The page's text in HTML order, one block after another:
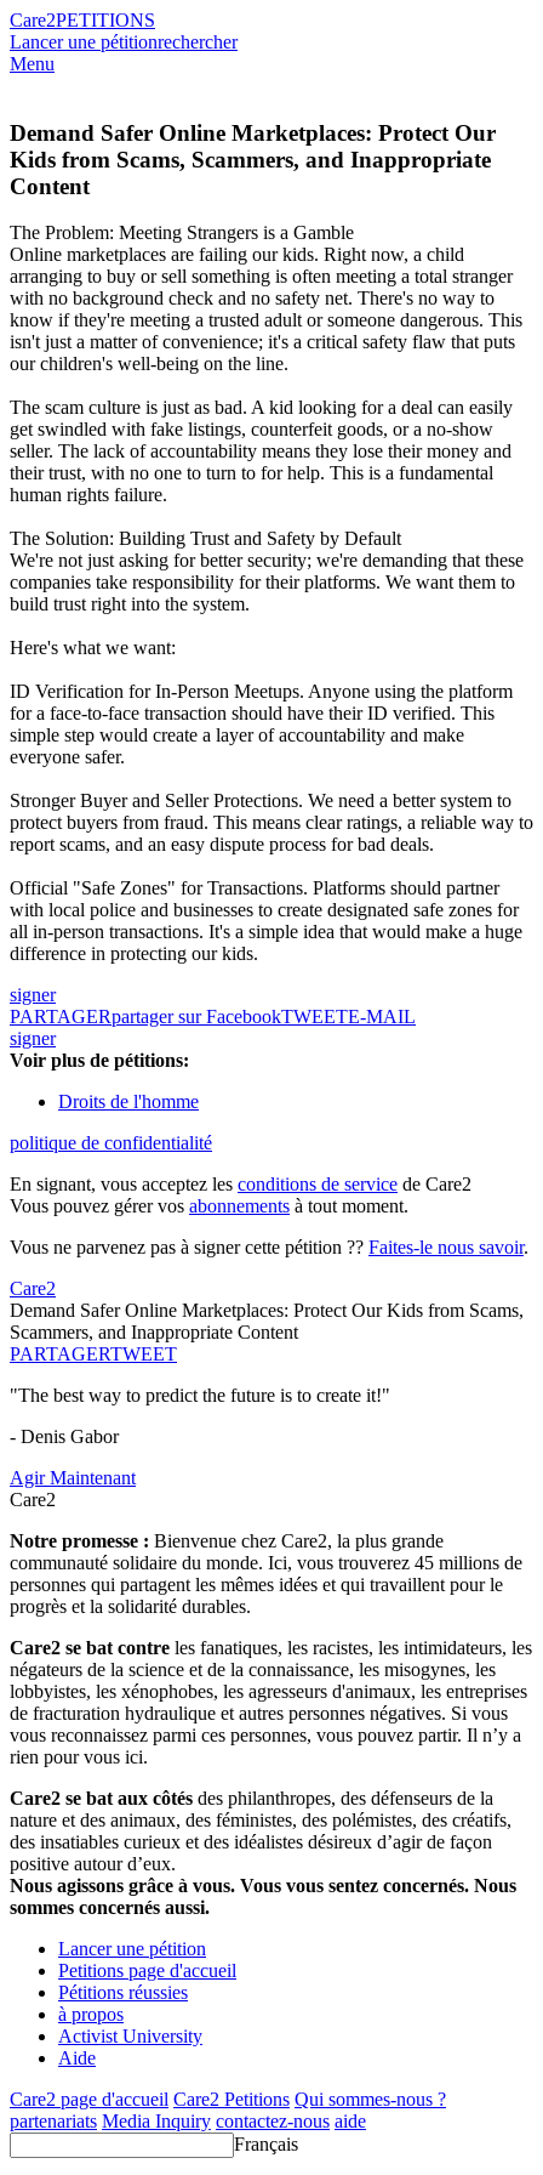
Care2PETITIONS
Lancer une pétitionrechercher
Menu
Demand Safer Online Marketplaces: Protect Our
Kids from Scams, Scammers, and Inappropriate
Content
The Problem: Meeting Strangers is a Gamble
Online marketplaces are failing our kids. Right now, a child
arranging to buy or sell something is often meeting a total stranger
with no background check and no safety net. There's no way to
know if they're meeting a trusted adult or someone dangerous. This
isn't just a matter of convenience; it's a critical safety flaw that puts
our children's well-being on the line.
The scam culture is just as bad. A kid looking for a deal can easily
get swindled with fake listings, counterfeit goods, or a no-show
seller. The lack of accountability means they lose their money and
their trust, with no one to turn to for help. This is a fundamental
human rights failure.
The Solution: Building Trust and Safety by Default
We're not just asking for better security; we're demanding that these
companies take responsibility for their platforms. We want them to
build trust right into the system.
Here's what we want:
ID Verification for In-Person Meetups. Anyone using the platform
for a face-to-face transaction should have their ID verified. This
simple step would create a layer of accountability and make
everyone safer.
Stronger Buyer and Seller Protections. We need a better system to
protect buyers from fraud. This means clear ratings, a reliable way to
report scams, and an easy dispute process for bad deals.
Official "Safe Zones" for Transactions. Platforms should partner
with local police and businesses to create designated safe zones for
all in-person transactions. It's a simple idea that would make a huge
difference in protecting our kids.
signer
PARTAGERpartager sur FacebookTWEETE-MAIL
signer
Voir plus de pétitions:
Droits de l'homme
politique de confidentialité
En signant, vous acceptez les conditions de service de Care2
Vous pouvez gérer vos abonnements à tout moment.
Vous ne parvenez pas à signer cette pétition ?? Faites-le nous savoir.
Care2
Demand Safer Online Marketplaces: Protect Our Kids from Scams,
Scammers, and Inappropriate Content
PARTAGERTWEET
"The best way to predict the future is to create it!"
- Denis Gabor
Agir Maintenant
Care2
Notre promesse : Bienvenue chez Care2, la plus grande
communauté solidaire du monde. Ici, vous trouverez 45 millions de
personnes qui partagent les mêmes idées et qui travaillent pour le
progrès et la solidarité durables.
Care2 se bat contre les fanatiques, les racistes, les intimidateurs, les
négateurs de la science et de la connaissance, les misogynes, les
lobbyistes, les xénophobes, les agresseurs d'animaux, les entreprises
de fracturation hydraulique et autres personnes négatives. Si vous
vous reconnaissez parmi ces personnes, vous pouvez partir. Il n’y a
rien pour vous ici.
Care2 se bat aux côtés des philanthropes, des défenseurs de la
nature et des animaux, des féministes, des polémistes, des créatifs,
des insatiables curieux et des idéalistes désireux d’agir de façon
positive autour d’eux.
Nous agissons grâce à vous. Vous vous sentez concernés. Nous
sommes concernés aussi.
Lancer une pétition
Petitions page d'accueil
Pétitions réussies
à propos
Activist University
Aide
Care2 page d'accueil Care2 Petitions Qui sommes-nous ?
partenariats Media Inquiry contactez-nous aide
Français